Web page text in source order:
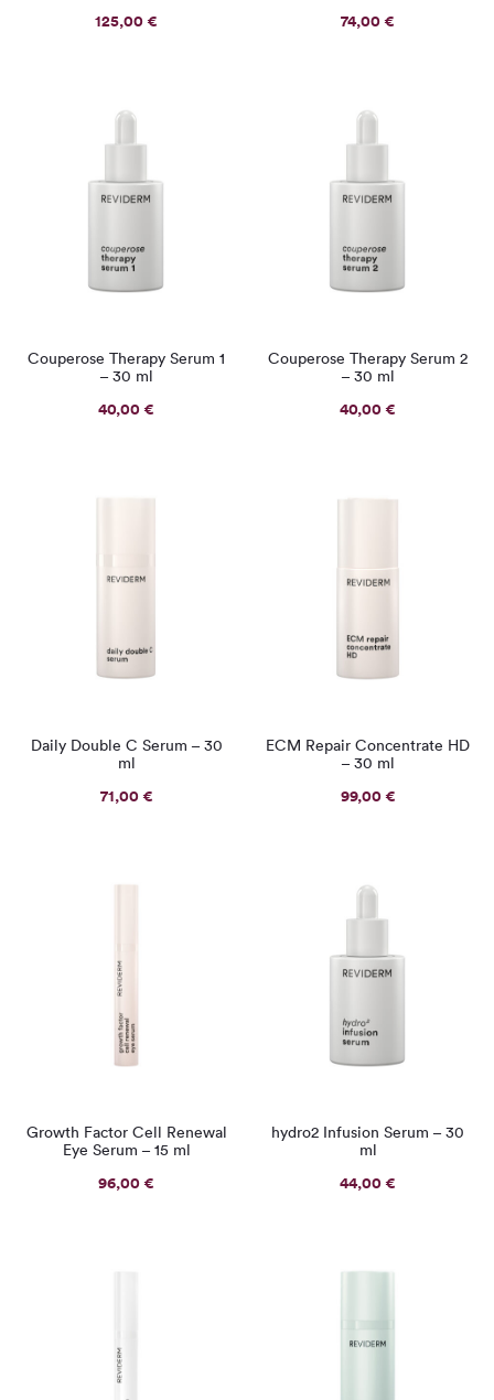
125,00€ 74,00€
Couperose Therapy Serum 1
– 30 ml
40,00€
Couperose Therapy Serum 2
– 30 ml
40,00€
Daily Double C Serum – 30
ml
71,00€
ECM Repair Concentrate HD
– 30 ml
99,00€
Growth Factor Cell Renewal
Eye Serum – 15 ml
96,00€
hydro2 Infusion Serum – 30
ml
44,00€